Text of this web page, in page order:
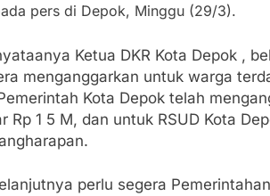
pers di Depok, Minggu (29/3).
Ketua DKR Kota Depok ,
menganggarkan untuk warga
Kota Depok telah
Rp 1 5 M, dan untuk RSUD Kota
perlu segera